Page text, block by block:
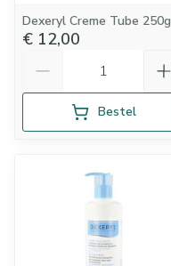
Dexeryl Creme Tube 250g
€ 12,00
Bestel